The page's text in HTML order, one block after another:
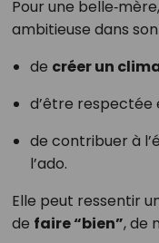
Pour une
ambitieuse dans
de créer un
d’être respectée
de contribuer à
l’ado.
Elle peut ressentir
de faire “bien”, de